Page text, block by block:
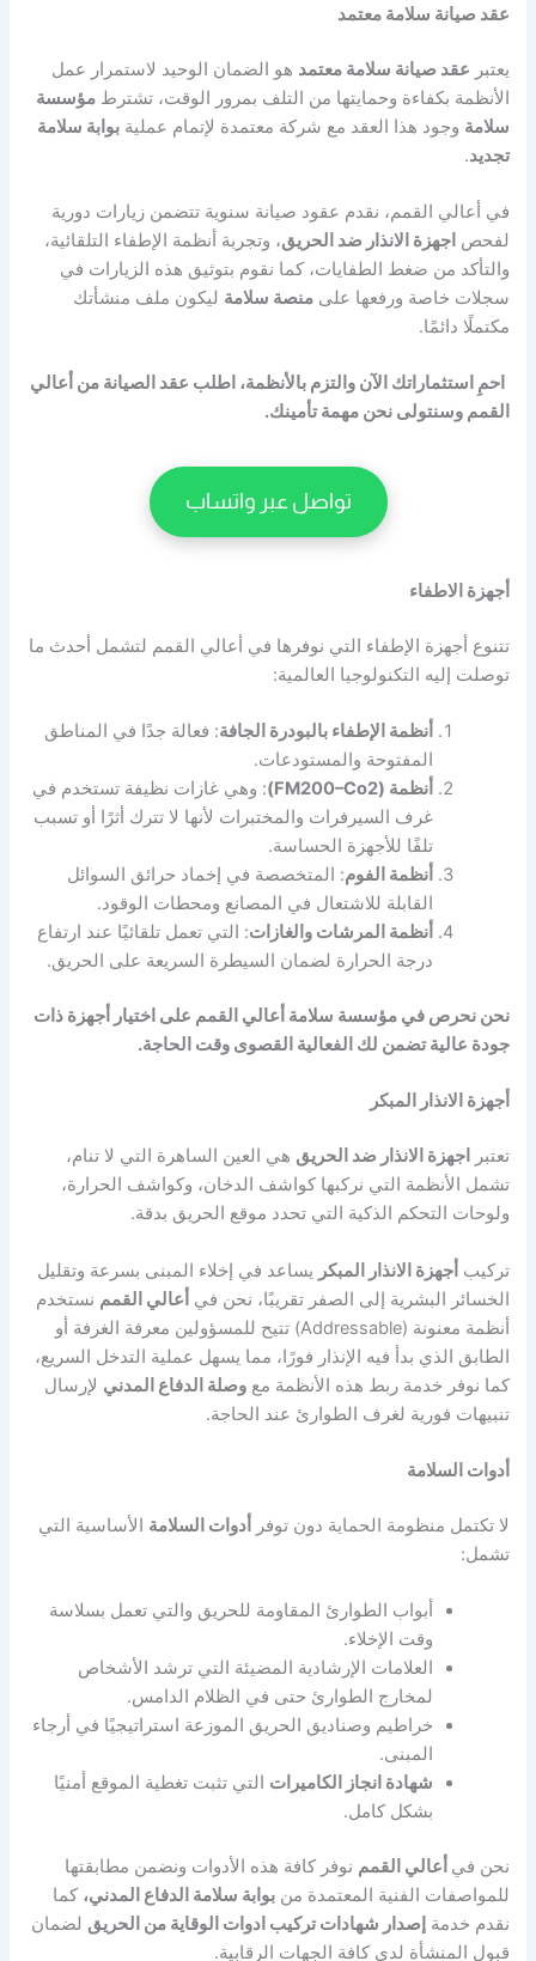
عقد صيانة سلامة معتمد
يعتبر عقد صيانة سلامة معتمد هو الضمان الوحيد لاستمرار عمل
الأنظمة بكفاءة وحمايتها من التلف بمرور الوقت، تشترطمؤسسة
سلامة وجود هذا العقد مع شركة معتمدة لإتمام عمليةبوابة سلامة
تجديد.
في أعالي القمم، نقدم عقود صيانة سنوية تتضمن زيارات دورية
لفحص اجهزة الانذار ضد الحريق، وتجربة أنظمة الإطفاء التلقائية،
والتأكد من ضغط الطفايات، كما نقوم بتوثيق هذه الزيارات في
سجلات خاصة ورفعها علىمنصة سلامة ليكون ملف منشأتك
مكتملًا دائمًا.
احمِ استثماراتك الآن والتزم بالأنظمة، اطلب عقد الصيانة من أعالي
القمم وسنتولى نحن مهمة تأمينك.
تواصل عبر واتساب
أجهزة الاطفاء
تتنوع أجهزة الإطفاء التي نوفرها في أعالي القمم لتشمل أحدث ما
توصلت إليه التكنولوجيا العالمية:
أنظمة الإطفاء بالبودرة الجافة: فعالة جدًا في المناطق
المفتوحة والمستودعات.
أنظمة (FM200–Co2)
: وهي غازات نظيفة تستخدم في
غرف السيرفرات والمختبرات لأنها لا تترك أثرًا أو تسبب
تلفًا للأجهزة الحساسة.
أنظمة الفوم: المتخصصة في إخماد حرائق السوائل
القابلة للاشتعال في المصانع ومحطات الوقود.
أنظمة المرشات والغازات: التي تعمل تلقائيًا عند ارتفاع
درجة الحرارة لضمان السيطرة السريعة على الحريق.
نحن نحرص فيمؤسسة سلامة أعالي القمم على اختيار أجهزة ذات
جودة عالية تضمن لك الفعالية القصوى وقت الحاجة.
أجهزة الانذار المبكر
تعتبر اجهزة الانذار ضد الحريق هي العين الساهرة التي لا تنام،
تشمل الأنظمة التي نركبها كواشف الدخان، وكواشف الحرارة،
ولوحات التحكم الذكية التي تحدد موقع الحريق بدقة.
تركيب أجهزة الانذار المبكر يساعد في إخلاء المبنى بسرعة وتقليل
الخسائر البشرية إلى الصفر تقريبًا، نحن في أعالي القمم نستخدم
أنظمة معنونة (Addressable) تتيح للمسؤولين معرفة الغرفة أو
الطابق الذي بدأ فيه الإنذار فورًا، مما يسهل عملية التدخل السريع،
كما نوفر خدمة ربط هذه الأنظمة معوصلة الدفاع المدني لإرسال
تنبيهات فورية لغرف الطوارئ عند الحاجة.
أدوات السلامة
لا تكتمل منظومة الحماية دون توفر أدوات السلامة الأساسية التي
تشمل:
أبواب الطوارئ المقاومة للحريق والتي تعمل بسلاسة
وقت الإخلاء.
العلامات الإرشادية المضيئة التي ترشد الأشخاص
لمخارج الطوارئ حتى في الظلام الدامس.
خراطيم وصناديق الحريق الموزعة استراتيجيًا في أرجاء
المبنى.
شهادة انجاز الكاميرات التي تثبت تغطية الموقع أمنيًا
بشكل كامل.
نحن في أعالي القمم نوفر كافة هذه الأدوات ونضمن مطابقتها
للمواصفات الفنية المعتمدة منبوابة سلامة الدفاع المدني، كما
نقدم خدمةإصدار شهادات تركيب ادوات الوقاية من الحريق لضمان
قبول المنشأة لدى كافة الجهات الرقابية.